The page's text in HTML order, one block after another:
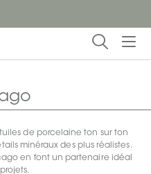
de porcelaine ton sur ton
minéraux des plus réalistes.
en font un partenaire idéal